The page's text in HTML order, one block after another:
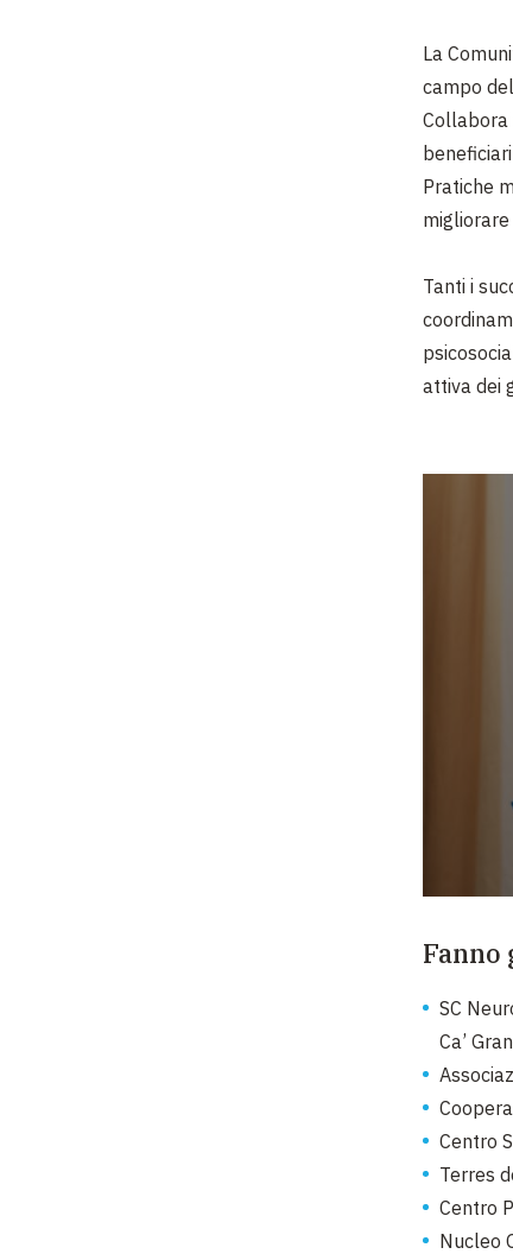
La
campo
Collabora
Pratiche
Tanti i
attiva dei
Fanno
SC
Ca’
Centro
Terres
Centro
Nucleo